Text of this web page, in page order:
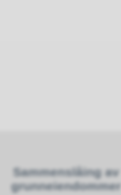
Sammenslåing av
grunneiendommer